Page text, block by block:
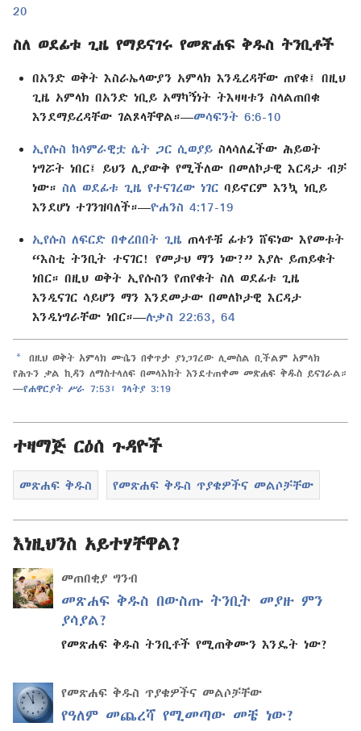
20
ስለ ወደፊቱ ጊዜ የማይናገሩ የመጽሐፍ ቅዱስ ትንቢቶች
በአንድ ወቅት እስራኤላውያን አምላክ እንዲረዳቸው ጠየቁ፤ በዚህ
ጊዜ አምላክ በአንድ ነቢይ አማካኝነት ትእዛዛቱን ስላልጠበቁ
እንደማይረዳቸው ገልጾላቸዋል።—መሳፍንት 6:6-10
ኢየሱስ ከሳምራዊቷ ሴት ጋር ሲወያይ ስላሳለፈችው ሕይወት
ነግሯት ነበር፤ ይህን ሊያውቅ የሚችለው በመለኮታዊ እርዳታ ብቻ
ነው። ስለ ወደፊቱ ጊዜ የተናገረው ነገር ባይኖርም እንኳ ነቢይ
እንደሆነ ተገንዝባለች።—ዮሐንስ 4:17-19
ኢየሱስ ለፍርድ በቀረበበት ጊዜ ጠላቶቹ ፊቱን ሸፍነው እየመቱት
“እስቲ ትንቢት ተናገር! የመታህ ማን ነው?” እያሉ ይጠይቁት
ነበር። በዚህ ወቅት ኢየሱስን የጠየቁት ስለ ወደፊቱ ጊዜ
እንዲናገር ሳይሆን ማን እንደመታው በመለኮታዊ እርዳታ
እንዲነግራቸው ነበር።—ሉቃስ 22:63, 64
a
በዚህ ወቅት አምላክ ሙሴን በቀጥታ ያነጋገረው ሊመስል ቢችልም አምላክ
የሕጉን ቃል ኪዳን ለማስተላለፍ በመላእክት እንደተጠቀመ መጽሐፍ ቅዱስ ይናገራል።
—የሐዋርያት ሥራ 7:53፤ ገላትያ 3:19
ተዛማጅ ርዕሰ ጉዳዮች
መጽሐፍ ቅዱስ የመጽሐፍ ቅዱስ ጥያቄዎችና መልሶቻቸው
እነዚህንስ አይተሃቸዋል?
መጠበቂያ ግንብ
መጽሐፍ ቅዱስ በውስጡ ትንቢት መያዙ ምን
ያሳያል?
የመጽሐፍ ቅዱስ ትንቢቶች የሚጠቅሙን እንዴት ነው?
የመጽሐፍ ቅዱስ ጥያቄዎችና መልሶቻቸው
የዓለም መጨረሻ የሚመጣው መቼ ነው?